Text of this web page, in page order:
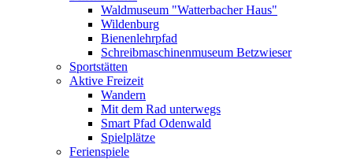
Waldmuseum "Watterbacher Haus"
Wildenburg
Bienenlehrpfad
Schreibmaschinenmuseum Betzwieser
Sportstätten
Aktive Freizeit
Wandern
Mit dem Rad unterwegs
Smart Pfad Odenwald
Spielplätze
Ferienspiele